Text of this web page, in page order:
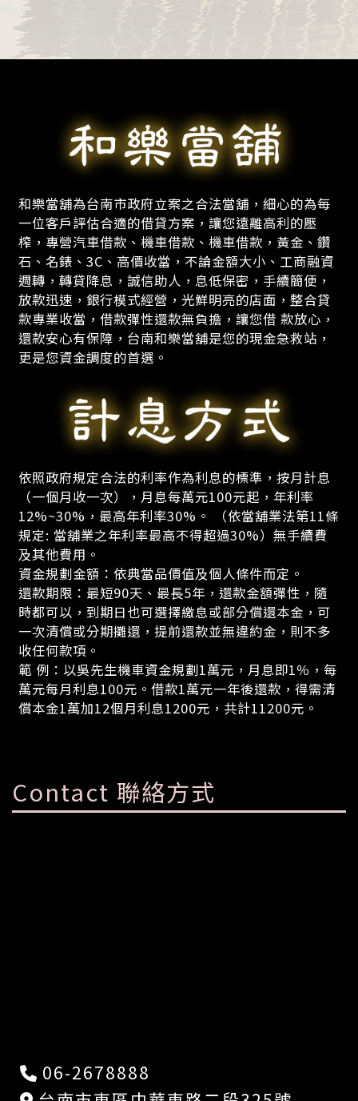
和樂當舖為台南市政府立案之合法當舖，細心的為每
一位客戶評估合適的借貸方案，讓您遠離高利的壓
榨，專營汽車借款、機車借款、機車借款，黃金、鑽
石、名錶、3C、高價收當，不論金額大小、工商融資
週轉，轉貸降息，誠信助人，息低保密，手續簡便，
放款迅速，銀行模式經營，光鮮明亮的店面，整合貸
款專業收當，借款彈性還款無負擔，讓您借 款放心，
還款安心有保障，台南和樂當舖是您的現金急救站，
更是您資金調度的首選。
依照政府規定合法的利率作為利息的標準，按月計息
（一個月收一次），月息每萬元100元起，年利率
12%~30%，最高年利率30%。 （依當舖業法第11條
規定: 當舖業之年利率最高不得超過30%）無手續費
及其他費用。
資金規劃金額：依典當品價值及個人條件而定。
還款期限：最短90天、最長5年，還款金額彈性，隨
時都可以，到期日也可選擇繳息或部分償還本金，可
一次清償或分期攤還，提前還款並無違約金，則不多
收任何款項。
範 例：以吳先生機車資金規劃1萬元，月息即1％，每
萬元每月利息100元。借款1萬元一年後還款，得需清
償本金1萬加12個月利息1200元，共計11200元。
Contact 聯絡方式
06-2678888